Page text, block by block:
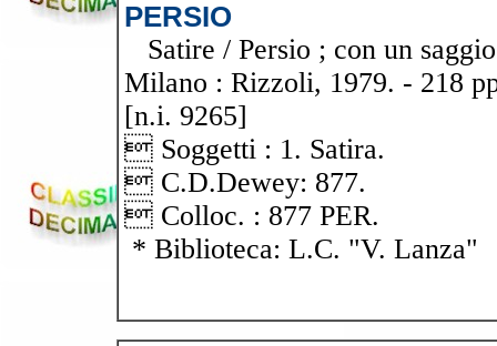
PERSIO
Satire / Persio ; con un
Milano : Rizzoli, 1979. - 218
[n.i. 9265]
 Soggetti : 1. Satira.
 C.D.Dewey: 877.
 Colloc. : 877 PER.
* Biblioteca: L.C. "V. Lanza"